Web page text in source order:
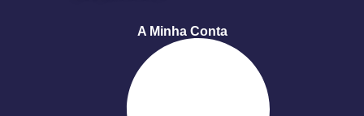
A Minha Conta